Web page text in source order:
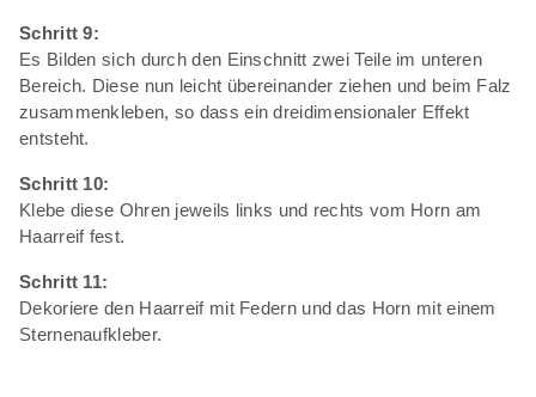
Schritt 9:
Es Bilden sich durch den Einschnitt zwei Teile im unteren
Bereich. Diese nun leicht übereinander ziehen und beim Falz
zusammenkleben, so dass ein dreidimensionaler Effekt
entsteht.
Schritt 10:
Klebe diese Ohren jeweils links und rechts vom Horn am
Haarreif fest.
Schritt 11:
Dekoriere den Haarreif mit Federn und das Horn mit einem
Sternenaufkleber.